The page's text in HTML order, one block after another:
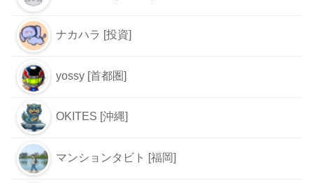
ナカハラ [投資]
yossy [首都圏]
OKITES [沖縄]
マンションタビト [福岡]